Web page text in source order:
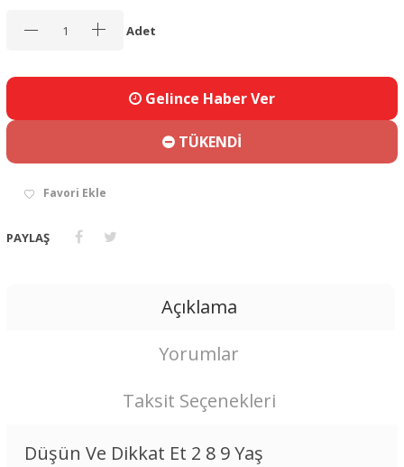
Adet
Gelince Haber Ver
TÜKENDİ
Favori Ekle
PAYLAŞ
Açıklama
Yorumlar
Taksit Seçenekleri
Düşün Ve Dikkat Et 2 8 9 Yaş